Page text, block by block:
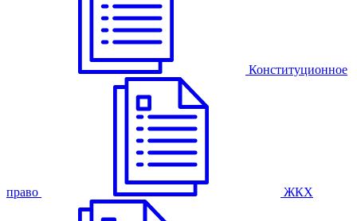
Конституционное
право ЖКХ